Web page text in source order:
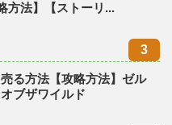
方法】【ストーリ...
る方法【攻略方法】ゼル
ブザワイルド